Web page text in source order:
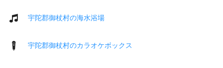
宇陀郡御杖村の海水浴場
宇陀郡御杖村のカラオケボックス